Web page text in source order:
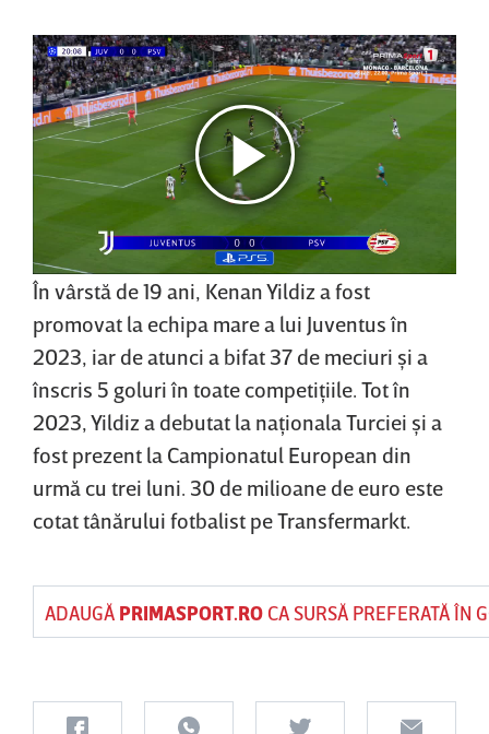
În vârstă de 19 ani, Kenan Yildiz a fost
promovat la echipa mare a lui Juventus în
2023, iar de atunci a bifat 37 de meciuri şi a
înscris 5 goluri în toate competiţiile. Tot în
2023, Yildiz a debutat la naţionala Turciei şi a
fost prezent la Campionatul European din
urmă cu trei luni. 30 de milioane de euro este
cotat tânărului fotbalist pe Transfermarkt.
ADAUGĂ PRIMASPORT.ROCA SURSĂ PREFERATĂ ÎN